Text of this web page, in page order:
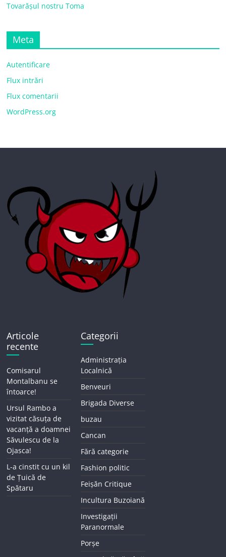
Tovarășul nostru Toma
Meta
Autentificare
Flux intrări
Flux comentarii
WordPress.org
Articole
recente
Comisarul
Montalbanu se
întoarce!
Ursul Rambo a
vizitat căsuța de
vacanță a doamnei
Săvulescu de la
Ojasca!
L-a cinstit cu un kil
de Țuică de
Spătaru
Categorii
Administrația
Localnică
Benveuri
Brigada Diverse
buzau
Cancan
Fără categorie
Fashion politic
Feișăn Critique
Incultura Buzoiană
Investigații
Paranormale
Porșe